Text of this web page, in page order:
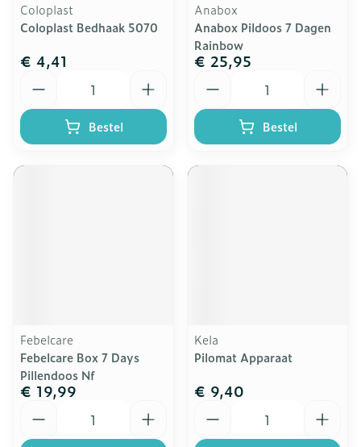
Coloplast
Coloplast Bedhaak 5070
€ 4,41
Bestel
Anabox
Anabox Pildoos 7 Dagen
Rainbow
€ 25,95
Bestel
Febelcare
Febelcare Box 7 Days
Pillendoos Nf
€ 19,99
Kela
Pilomat Apparaat
€ 9,40